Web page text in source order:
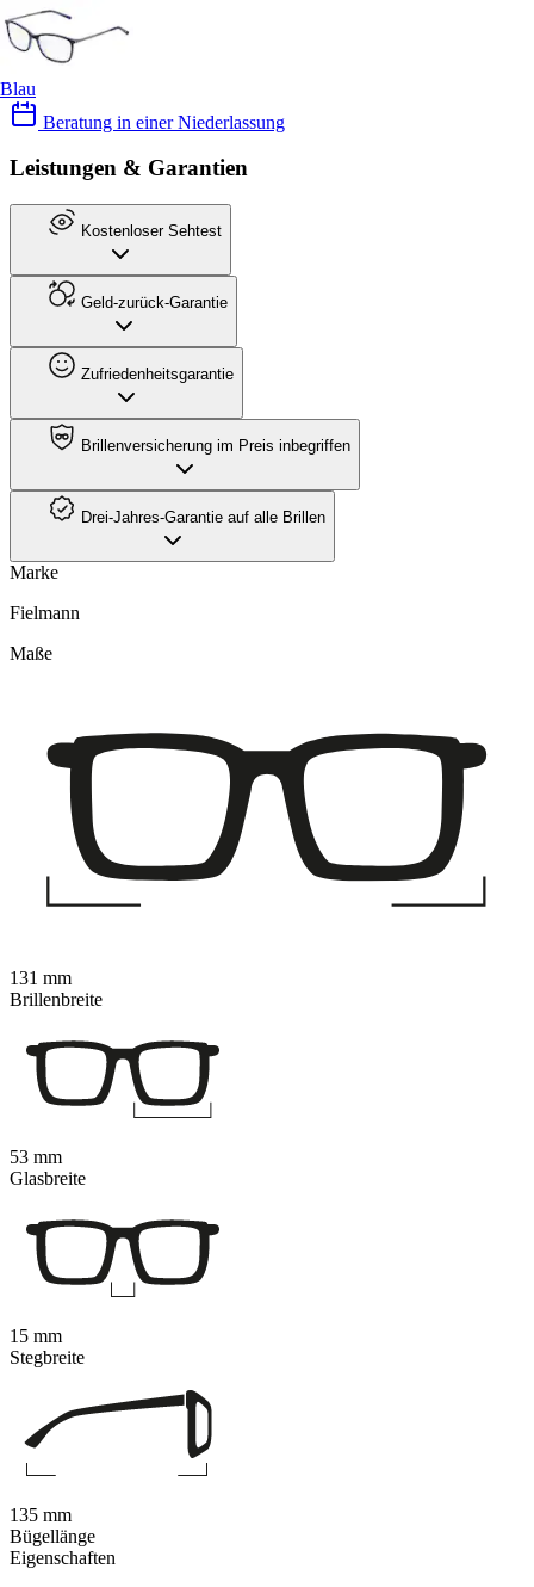
Blau
Beratung in einer Niederlassung
Leistungen & Garantien
Kostenloser Sehtest
Geld-zurück-Garantie
Zufriedenheitsgarantie
Brillenversicherung im Preis inbegriffen
Drei-Jahres-Garantie auf alle Brillen
Marke
Fielmann
Eigenschaften
Maße
131 mm
Brillenbreite
53 mm
Glasbreite
15 mm
Stegbreite
135 mm
Bügellänge